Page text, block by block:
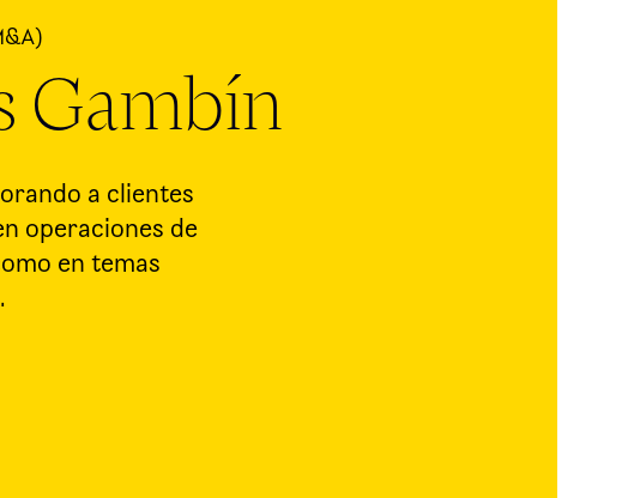
Gambín
a clientes
operaciones de
en temas